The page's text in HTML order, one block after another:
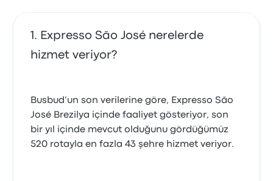
Expresso São José nerelerde
hizmet veriyor?
Busbud’un son verilerine göre, Expresso São
José Brezilya içinde faaliyet gösteriyor, son
bir yıl içinde mevcut olduğunu gördüğümüz
520 rotayla en fazla 43 şehre hizmet veriyor.